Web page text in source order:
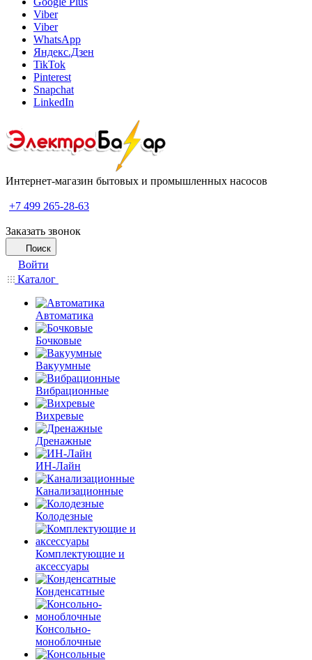
Viber
Viber
WhatsApp
Яндекс.Дзен
TikTok
Pinterest
Snapchat
LinkedIn
Интернет-магазин бытовых и промышленных насосов
+7 499 265-28-63
Заказать звонок
Поиск
Войти
Каталог
Автоматика
Бочковые
Вакуумные
Вибрационные
Вихревые
Дренажные
ИН-Лайн
Канализационные
Колодезные
Комплектующие и
аксессуары
Конденсатные
Консольно-
моноблочные